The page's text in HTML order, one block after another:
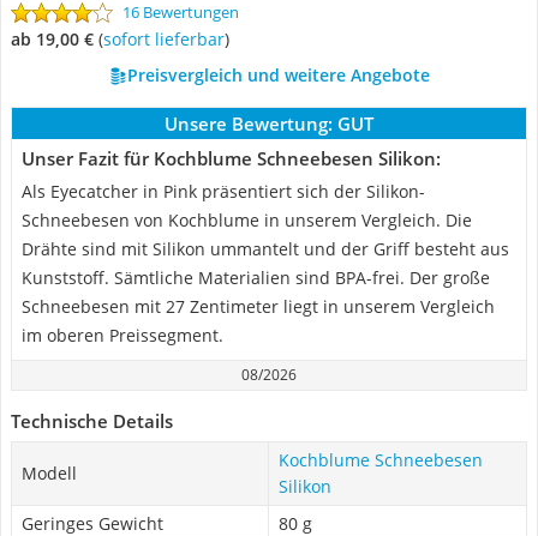
16 Bewertungen
ab 19,00 € ( Sofort lieferbar)
Preisvergleich und weitere Angebote
Unsere Bewertung: GUT
Unser Fazit für Kochblume Schneebesen Silikon:
Als Eyecatcher in Pink präsentiert sich der Silikon-
Schneebesen von Kochblume in unserem Vergleich. Die
Drähte sind mit Silikon ummantelt und der Griff besteht aus
Kunststoff. Sämtliche Materialien sind BPA-frei. Der große
Schneebesen mit 27 Zentimeter liegt in unserem Vergleich
im oberen Preissegment.
08/2026
Technische Details
Modell
Kochblume Schneebesen
Silikon
Geringes Gewicht
80 g